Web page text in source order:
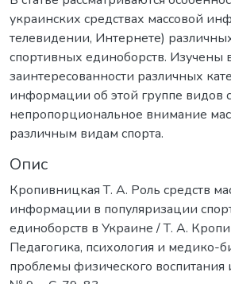
украинских средствах массовой
телевидении, Интернете)
спортивных единоборств. Изучены
заинтересованности различных
информации об этой группе видов
непропорциональное внимание
различным видам спорта.
Опис
Кропивницкая Т. А. Роль средств
информации в популяризации
единоборств в Украине / Т. А.
Педагогика, психология и медико-
проблемы физического воспитания